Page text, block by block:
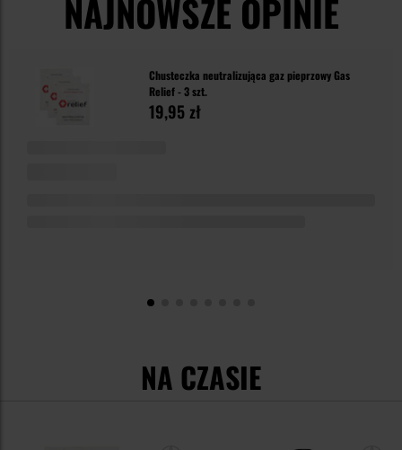
NAJNOWSZE OPINIE
Chusteczka neutralizująca gaz pieprzowy Gas
Relief - 3 szt.
19,95 zł
NA CZASIE